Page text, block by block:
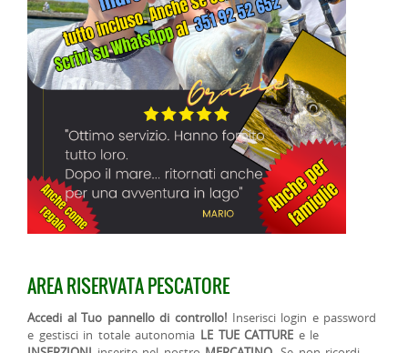
AREA RISERVATA PESCATORE
Accedi al Tuo pannello di controllo! Inserisci login e password
e gestisci in totale autonomia LE TUE CATTURE e le